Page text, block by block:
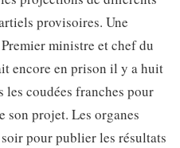
provisoires. Une
ministre et chef du
encore en prison il y a huit
coudées franches pour
son projet. Les organes
pour publier les résultats